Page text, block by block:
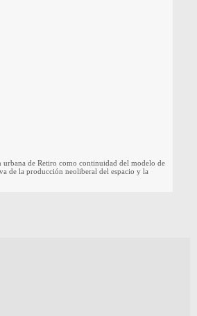
urbana de Retiro como continuidad del modelo de
de la producción neoliberal del espacio y la